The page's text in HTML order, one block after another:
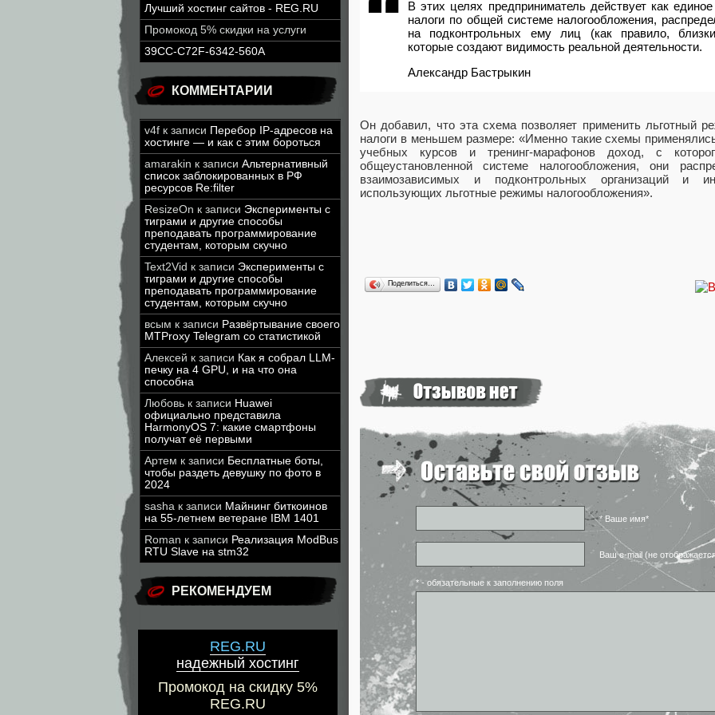
Лучший хостинг сайтов - REG.RU
Промокод 5% скидки на услуги
39CC-C72F-6342-560A
КОММЕНТАРИИ
v4f к записи Перебор IP-адресов на
хостинге — и как с этим бороться
amarakin к записи Альтернативный
список заблокированных в РФ
ресурсов Re:filter
ResizeOn к записи Эксперименты с
тиграми и другие способы
преподавать программирование
студентам, которым скучно
Text2Vid к записи Эксперименты с
тиграми и другие способы
преподавать программирование
студентам, которым скучно
всым к записи Развёртывание своего
MTProxy Telegram со статистикой
Алексей к записи Как я собрал LLM-
печку на 4 GPU, и на что она
способна
Любовь к записи Huawei
официально представила
HarmonyOS 7: какие смартфоны
получат её первыми
Артем к записи Бесплатные боты,
чтобы раздеть девушку по фото в
2024
sasha к записи Майнинг биткоинов
на 55-летнем ветеране IBM 1401
Roman к записи Реализация ModBus
RTU Slave на stm32
РЕКОМЕНДУЕМ
REG.RU
надежный хостинг
Промокод на скидку 5%
REG.RU
В этих целях предприниматель действует как
налоги по общей системе налогообложения,
на подконтрольных ему лиц (как правило,
которые создают видимость реальной деятельности.
Александр Бастрыкин
Он добавил, что эта схема позволяет применить льготный
налоги в меньшем размере: «Именно такие схемы
учебных курсов и тренинг-марафонов доход, с
общеустановленной системе налогообложения, они
взаимозависимых и подконтрольных организаций и
использующих льготные режимы налогообложения».
Поделиться…
* Ваше имя*
Ваш e-mail (не
* - обязательные к заполнению поля